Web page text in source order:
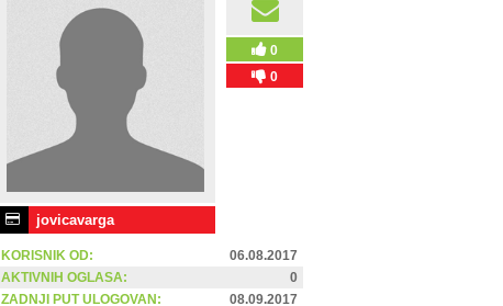
jovicavarga
0
0
KORISNIK OD:
06.08.2017
AKTIVNIH OGLASA:
0
ZADNJI PUT ULOGOVAN:
08.09.2017